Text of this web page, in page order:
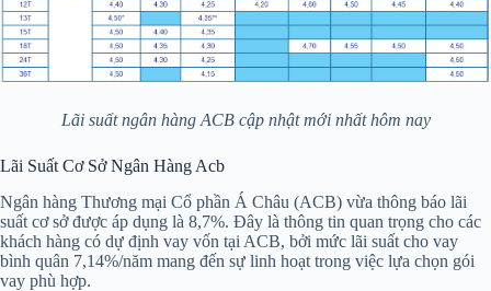
Lãi suất ngân hàng ACB cập nhật mới nhất hôm nay
Lãi Suất Cơ Sở Ngân Hàng Acb
Ngân hàng Thương mại Cổ phần Á Châu (ACB) vừa thông báo lãi
suất cơ sở được áp dụng là 8,7%. Đây là thông tin quan trọng cho các
khách hàng có dự định vay vốn tại ACB, bởi mức lãi suất cho vay
bình quân 7,14%/năm mang đến sự linh hoạt trong việc lựa chọn gói
vay phù hợp.